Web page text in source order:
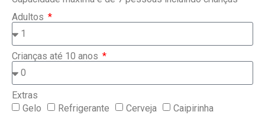
Adultos
Crianças até 10 anos
Extras
Gelo
Refrigerante Cerveja
Caipirinha